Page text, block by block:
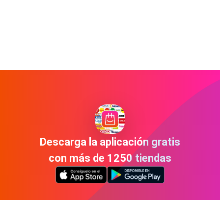
Descarga la aplicación gratis
con más de 1250 tiendas